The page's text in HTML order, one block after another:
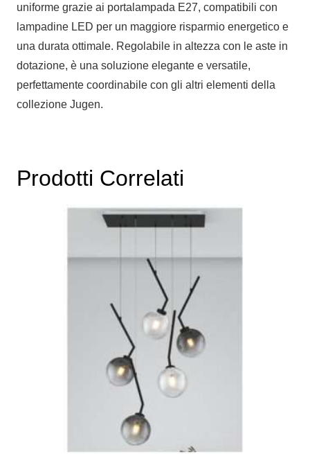
uniforme grazie ai portalampada E27, compatibili con
lampadine LED per un maggiore risparmio energetico e
una durata ottimale. Regolabile in altezza con le aste in
dotazione, è una soluzione elegante e versatile,
perfettamente coordinabile con gli altri elementi della
collezione Jugen.
Prodotti Correlati